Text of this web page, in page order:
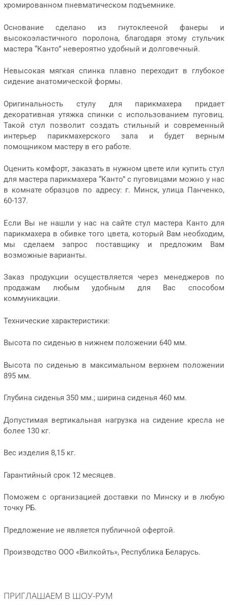
хромированном пневматическом подъемнике.
Основание сделано из гнутоклееной фанеры и
высокоэластичного поролона, благодаря этому стульчик
мастера “Канто” невероятно удобный и долговечный.
Невысокая мягкая спинка плавно переходит в глубокое
сидение анатомической формы.
Оригинальность стулу для парикмахера придает
декоративная утяжка спинки с использованием пуговиц.
Такой стул позволит создать стильный и современный
интерьер парикмахерского зала и будет верным
помощником мастеру в его работе.
Оценить комфорт, заказать в нужном цвете или купить стул
для мастера парикмахера “Канто” с пуговицами можно у нас
в комнате образцов по адресу: г. Минск, улица Панченко,
60-137.
Если Вы не нашли у нас на сайте стул мастера Канто для
парикмахера в обивке того цвета, который Вам необходим,
мы сделаем запрос поставщику и предложим Вам
возможные варианты.
Заказ продукции осуществляется через менеджеров по
продажам любым удобным для Вас способом
коммуникации.
Технические характеристики:
Высота по сиденью в нижнем положении 640 мм.
Высота по сиденью в максимальном верхнем положении
895 мм.
Глубина сиденья 350 мм.; ширина сиденья 460 мм.
Допустимая вертикальная нагрузка на сидение кресла не
более 130 кг.
Вес изделия 8,15 кг.
Гарантийный срок 12 месяцев.
Поможем с организацией доставки по Минску и в любую
точку РБ.
Предложение не является публичной офертой.
Производство ООО «Вилкойть», Республика Беларусь.
ПРИГЛАШАЕМ В ШОУ-РУМ